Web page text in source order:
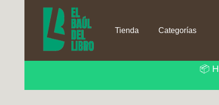
contenido
Tienda Categorías
📦